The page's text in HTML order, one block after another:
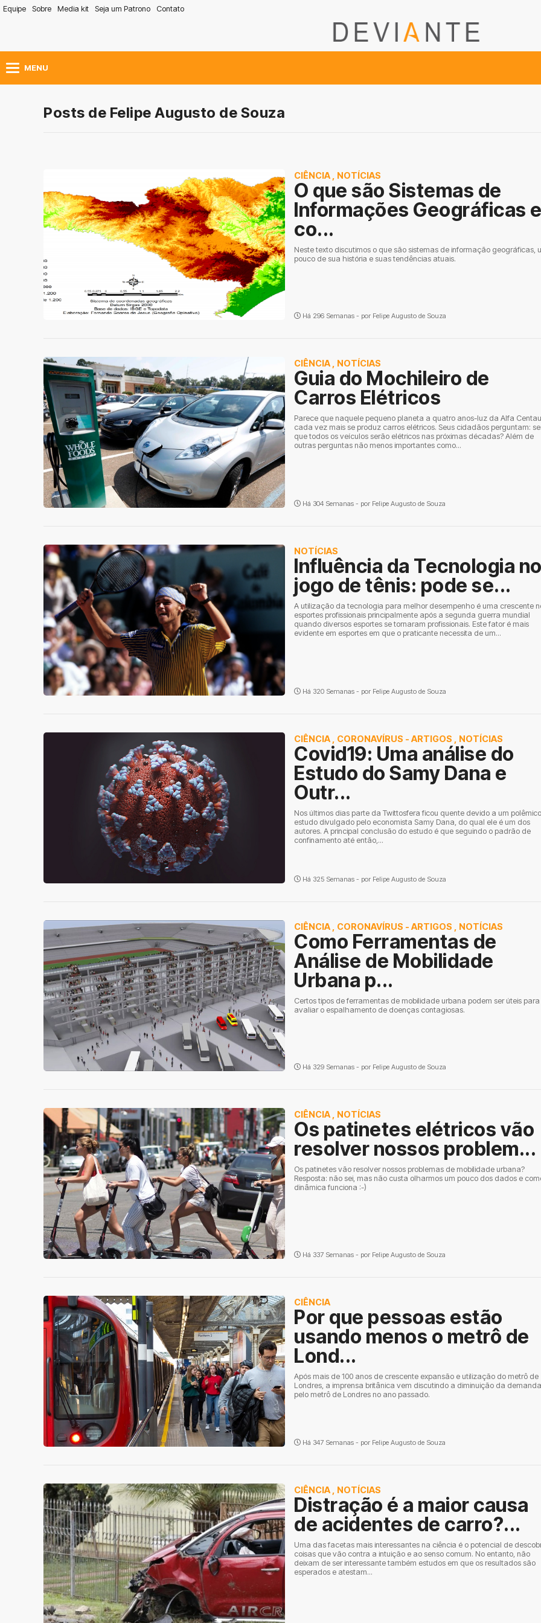
Equipe Sobre Media kit Seja um Patrono Contato
MENU
Posts de Felipe Augusto de Souza
CIÊNCIA NOTÍCIAS
O que são Sistemas de
Informações Geográficas
co...
Neste texto discutimos o que são sistemas de informação geográficas,
pouco de sua história e suas tendências atuais.
Há 296 Semanas - por Felipe Augusto de Souza
CIÊNCIA NOTÍCIAS
Guia do Mochileiro de
Carros Elétricos
Parece que naquele pequeno planeta a quatro anos-luz da Alfa
cada vez mais se produz carros elétricos. Seus cidadãos perguntam:
que todos os veículos serão elétricos nas próximas décadas? Além de
outras perguntas não menos importantes como...
Há 304 Semanas - por Felipe Augusto de Souza
NOTÍCIAS
Influência da Tecnologia
jogo de tênis: pode se...
A utilização da tecnologia para melhor desempenho é uma crescente
esportes profissionais principalmente após a segunda guerra mundial
quando diversos esportes se tornaram profissionais. Este fator é mais
evidente em esportes em que o praticante necessita de um...
Há 320 Semanas - por Felipe Augusto de Souza
CIÊNCIA CORONAVÍRUS - ARTIGOS NOTÍCIAS
Covid19: Uma análise do
Estudo do Samy Dana e
Outr...
Nos últimos dias parte da Twittosfera ficou quente devido a um polêmico
estudo divulgado pelo economista Samy Dana, do qual ele é um dos
autores. A principal conclusão do estudo é que seguindo o padrão de
confinamento até então,...
Há 325 Semanas - por Felipe Augusto de Souza
CIÊNCIA CORONAVÍRUS - ARTIGOS NOTÍCIAS
Como Ferramentas de
Análise de Mobilidade
Urbana p...
Certos tipos de ferramentas de mobilidade urbana podem ser úteis para
avaliar o espalhamento de doenças contagiosas.
Há 329 Semanas - por Felipe Augusto de Souza
CIÊNCIA NOTÍCIAS
Os patinetes elétricos vão
resolver nossos problem...
Os patinetes vão resolver nossos problemas de mobilidade urbana?
Resposta: não sei, mas não custa olharmos um pouco dos dados e
dinâmica funciona :-)
Há 337 Semanas - por Felipe Augusto de Souza
CIÊNCIA
Por que pessoas estão
usando menos o metrô de
Lond...
Após mais de 100 anos de crescente expansão e utilização do metrô de
Londres, a imprensa britânica vem discutindo a diminuição da demanda
pelo metrô de Londres no ano passado.
Há 347 Semanas - por Felipe Augusto de Souza
CIÊNCIA NOTÍCIAS
Distração é a maior causa
de acidentes de carro?...
Uma das facetas mais interessantes na ciência é o potencial de
coisas que vão contra a intuição e ao senso comum. No entanto, não
deixam de ser interessante também estudos em que os resultados são
esperados e atestam...